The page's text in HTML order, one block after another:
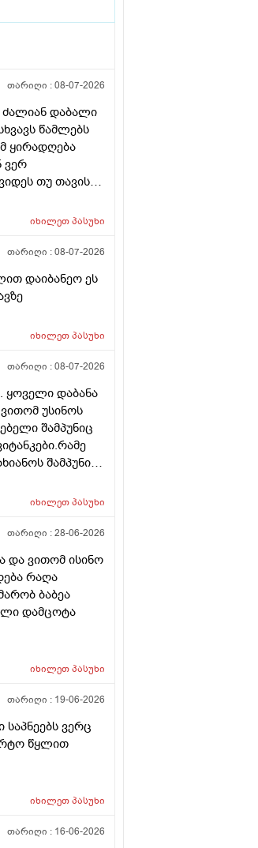
თარიღი :08-07-2026
ძალიან დაბალი
წამლებს
ყირადღება
ვერ
თუ თავის
ვაკვირდები
იხილეთპასუხი
თარიღი :08-07-2026
დაიბანეო ეს
იხილეთპასუხი
თარიღი :08-07-2026
ყოველი დაბანა
უსინოს
შამპუნიც
შამპუნი
ბიბჩენი იგრო
იხილეთპასუხი
თარიღი :28-06-2026
და ვითომ ისინო
რაღა
ბაბეა
დამცოტა
იხილეთპასუხი
თარიღი : 19-06-2026
ვერც
წყლით
იხილეთპასუხი
თარიღი : 16-06-2026